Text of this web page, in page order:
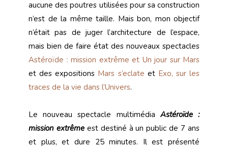
aucune des poutres utilisées pour sa construction
n’est de la même taille. Mais bon, mon objectif
n’était pas de juger l’architecture de l’espace,
mais bien de faire état des nouveaux spectacles
Astéroïde : mission extrême et Un jour sur Mars
et des expositions Mars s’eclate et Exo, sur les
traces de la vie dans l’Univers.
Le nouveau spectacle multimédia Astéroïde :
mission extrêmeest destiné à un public de 7 ans
et plus, et dure 25 minutes. Il est présenté